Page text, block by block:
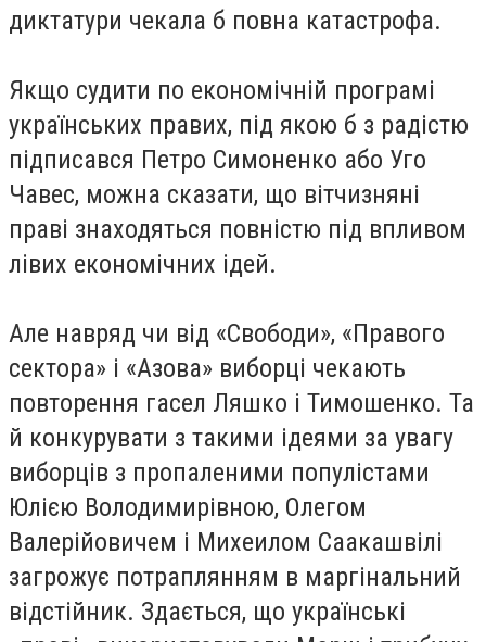
диктатури чекала б повна катастрофа.
Якщо судити по економічній програмі
українських правих, під якою б з радістю
підписався Петро Симоненко або Уго
Чавес, можна сказати, що вітчизняні
праві знаходяться повністю під впливом
лівих економічних ідей.
Але навряд чи від «Свободи», «Правого
сектора» і «Азова» виборці чекають
повторення гасел Ляшко і Тимошенко. Та
й конкурувати з такими ідеями за увагу
виборців з пропаленими популістами
Юлією Володимирівною, Олегом
Валерійовичем і Михеилом Саакашвілі
загрожує потраплянням в маргінальний
відстійник. Здається, що українські